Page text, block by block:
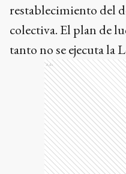
restablecimiento del
colectiva. El plan de
tanto no se ejecuta la
Ads